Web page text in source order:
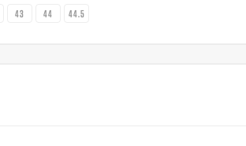
43 44 44.5